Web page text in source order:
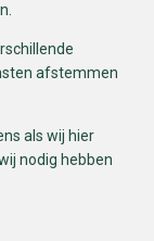
afstemmen
als wij hier
nodig hebben